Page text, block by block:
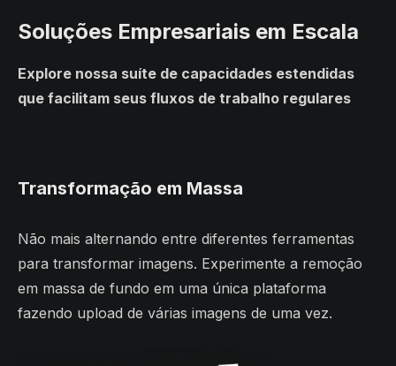
Soluções Empresariais em Escala
Explore nossa suíte de capacidades estendidas
que facilitam seus fluxos de trabalho regulares
Transformação em Massa
Não mais alternando entre diferentes ferramentas
para transformar imagens. Experimente a remoção
em massa de fundo em uma única plataforma
fazendo upload de várias imagens de uma vez.